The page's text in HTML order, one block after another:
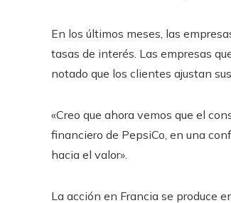
En los últimos meses, las
tasas de interés. Las empresas
notado que los clientes ajustan
«Creo que ahora vemos que el
financiero de PepsiCo, en una
hacia el valor».
La acción en Francia se produce